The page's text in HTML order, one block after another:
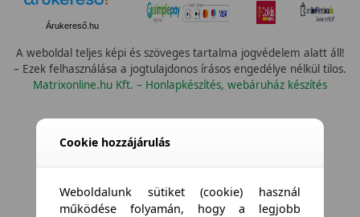
Árukereső.hu
A weboldal teljes képi és szöveges tartalma jogvédelem alatt áll!
– Ezek felhasználása a jogtulajdonos írásos engedélye nélkül tilos.
Matrixonline.hu Kft. – Honlapkészítés, webáruház készítés
Cookie hozzájárulás
Weboldalunk sütiket (cookie) használ
működése folyamán, hogy a legjobb
Összes vízállóság